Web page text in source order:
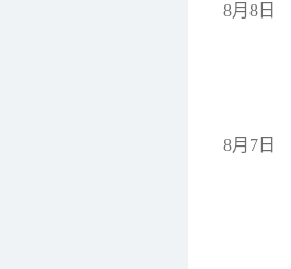
8月8日
8月7日